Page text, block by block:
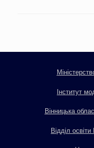
Інститут
Вінницька
Відділ